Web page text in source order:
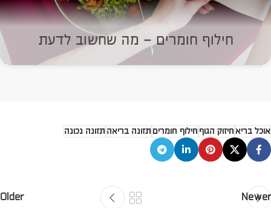
חילוף חומרים – מה שחשוב לדעת
אוכל בריאחיזוק הגוףחילוף חומריםתזונה בריאהתזונה נכונה
Newer
Older